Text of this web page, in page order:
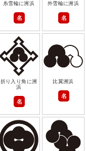
糸雪輪に洲浜
名
外雪輪に洲浜
名
折り入り角に洲
浜
名
比翼洲浜
名